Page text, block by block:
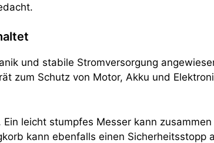
und stabile Stromversorgung
zum Schutz von Motor, Akku und
leicht stumpfes Messer kann
kann ebenfalls einen Sicherheitsstopp